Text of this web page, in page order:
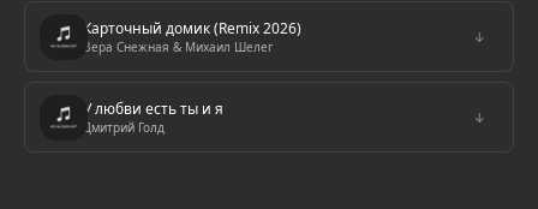
Карточный домик (Remix 2026)
Вера Снежная & Михаил Шелег
↓
У любви есть ты и я
Дмитрий Голд
↓